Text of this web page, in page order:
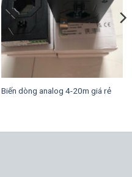
Biến dòng analog 4-20m giá rẻ